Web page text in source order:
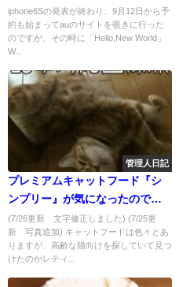
iphone6Sの発表が終わり、9月12日から予
約も始まってauのサイトを覗きに行った
のですが、その時に「Hello,New World」
W...
管理人日記
プレミアムキャットフード『シ
ンプリー』が気になったので注
文してみました
(7/26更新 文字修正しました) (7/25更
新 写真追加) キャットフードは色々とあ
りますが、高齢な猫向けを探していて見つ
けたのがレティ...